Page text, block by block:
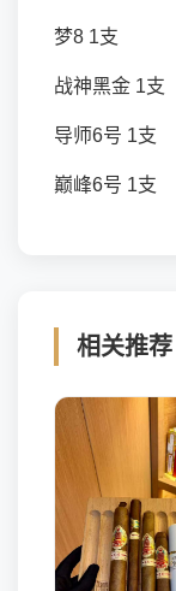
梦8 1支
战神黑金 1支
导师6号 1支
巅峰6号 1支
相关推荐